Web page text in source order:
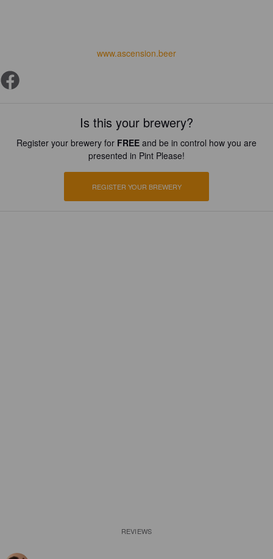
www.ascension.beer
Is this your brewery?
Register your brewery for FREE and be in control how you are
presented in Pint Please!
REGISTER YOUR BREWERY
REVIEWS